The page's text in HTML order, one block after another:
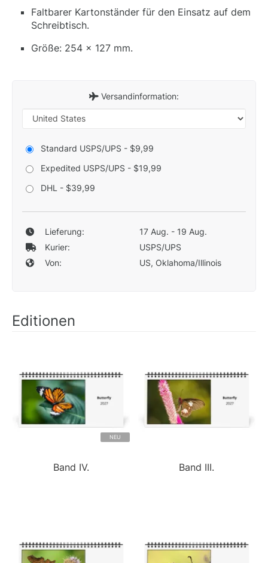
Faltbarer Kartonständer für den Einsatz auf dem
Schreibtisch.
Größe: 254 x 127 mm.
Versandinformation:
Standard USPS/UPS - $9,99
Expedited USPS/UPS - $19,99
DHL - $39,99
Lieferung:
17 Aug. - 19 Aug.
Kurier:
USPS/UPS
Von:
US, Oklahoma/Illinois
Editionen
NEU
Band IV. Band III.